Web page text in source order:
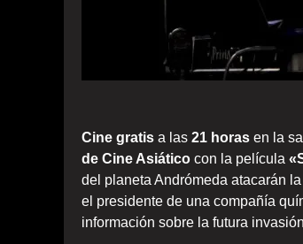
Cine gratis a las 21 horas en la
de Cine Asiático con la película
del planeta Andrómeda atacarán
el presidente de una compañía
información sobre la futura